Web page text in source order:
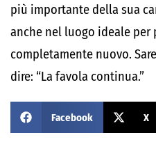
più importante della sua
anche nel luogo ideale per
completamente nuovo.
dire: “La favola continua.”
Facebook X